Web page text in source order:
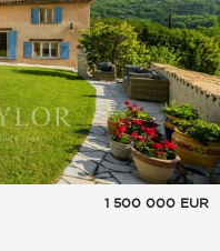
1 500 000 EUR